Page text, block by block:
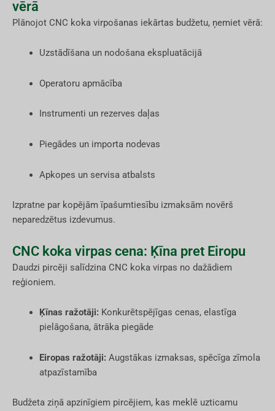
vērā
Plānojot CNC koka virpošanas iekārtas budžetu, ņemiet vērā:
Uzstādīšana un nodošana ekspluatācijā
Operatoru apmācība
Instrumenti un rezerves daļas
Piegādes un importa nodevas
Apkopes un servisa atbalsts
Izpratne par kopējām īpašumtiesību izmaksām novērš
neparedzētus izdevumus.
CNC koka virpas cena: Ķīna pret Eiropu
Daudzi pircēji salīdzina CNC koka virpas no dažādiem
reģioniem.
Ķīnas ražotāji:Konkurētspējīgas cenas, elastīga
pielāgošana, ātrāka piegāde
Eiropas ražotāji:Augstākas izmaksas, spēcīga zīmola
atpazīstamība
Budžeta ziņā apzinīgiem pircējiem, kas meklē uzticamu